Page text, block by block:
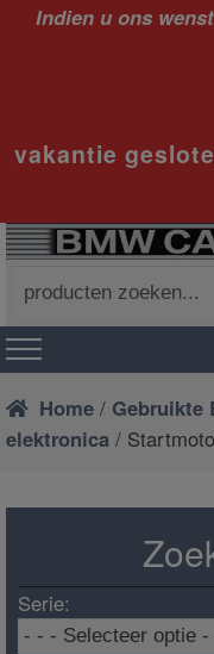
Indien u ons
vakantie
naar:
Home / Gebruikte
elektronica /
Serie: